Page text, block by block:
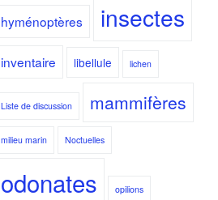
hyménoptères insectes
inventaire libellule lichen
Liste de discussion mammifères
milieu marin Noctuelles
odonates opilions